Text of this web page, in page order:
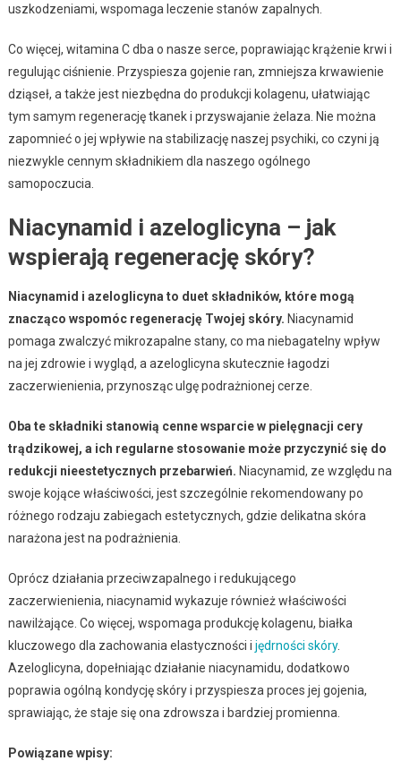
uszkodzeniami, wspomaga leczenie stanów zapalnych.
Co więcej, witamina C dba o nasze serce, poprawiając krążenie krwi i
regulując ciśnienie. Przyspiesza gojenie ran, zmniejsza krwawienie
dziąseł, a także jest niezbędna do produkcji kolagenu, ułatwiając
tym samym regenerację tkanek i przyswajanie żelaza. Nie można
zapomnieć o jej wpływie na stabilizację naszej psychiki, co czyni ją
niezwykle cennym składnikiem dla naszego ogólnego
samopoczucia.
Niacynamid i azeloglicyna – jak
wspierają regenerację skóry?
Niacynamid i azeloglicyna to duet składników, które mogą
znacząco wspomóc regenerację Twojej skóry. Niacynamid
pomaga zwalczyć mikrozapalne stany, co ma niebagatelny wpływ
na jej zdrowie i wygląd, a azeloglicyna skutecznie łagodzi
zaczerwienienia, przynosząc ulgę podrażnionej cerze.
Oba te składniki stanowią cenne wsparcie w pielęgnacji cery
trądzikowej, a ich regularne stosowanie może przyczynić się do
redukcji nieestetycznych przebarwień. Niacynamid, ze względu na
swoje kojące właściwości, jest szczególnie rekomendowany po
różnego rodzaju zabiegach estetycznych, gdzie delikatna skóra
narażona jest na podrażnienia.
Oprócz działania przeciwzapalnego i redukującego
zaczerwienienia, niacynamid wykazuje również właściwości
nawilżające. Co więcej, wspomaga produkcję kolagenu, białka
kluczowego dla zachowania elastyczności i jędrności skóry.
Azeloglicyna, dopełniając działanie niacynamidu, dodatkowo
poprawia ogólną kondycję skóry i przyspiesza proces jej gojenia,
sprawiając, że staje się ona zdrowsza i bardziej promienna.
Powiązane wpisy: